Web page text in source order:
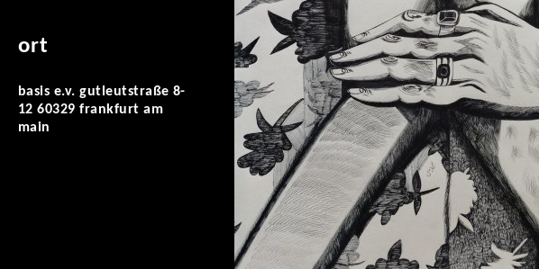
ort
basis e.v. gutleutstraße 8-
12 60329 frankfurt am
main